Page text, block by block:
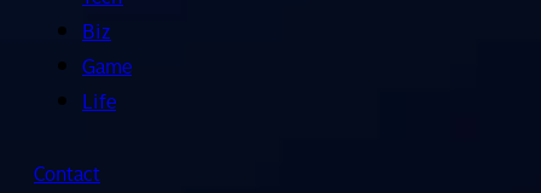
Biz
Game
Life
Contact